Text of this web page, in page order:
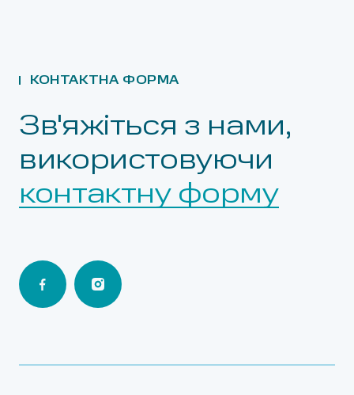
КОНТАКТНА ФОРМА
Зв'яжіться з нами,
використовуючи
контактну форму